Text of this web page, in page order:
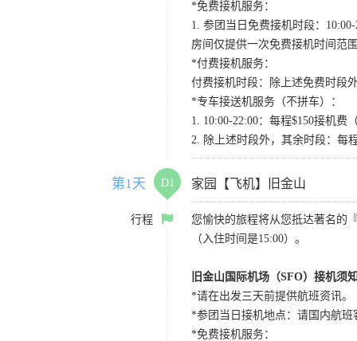
*免费接机服务：
1. 参团当日免费接机时段：
房间仅提供一次免费接机时间范
*付费接机服务：
付费接机时段：除上述免费时段
*专车接送机服务（不拼车）：
1. 10:00-22:00：每程$150接机
2. 除上述时段外，其余时段：每
第1天 D1 家园【飞机】旧金山
行程
您愉快的旅程将从您抵达著名的
（入住时间是15:00）。
旧金山国际机场（SFO）接机须
*请在出发三天前提供航班资讯。
*参团当日接机地点：请国内航班
*免费接机服务：